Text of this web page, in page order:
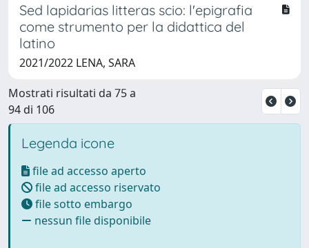
Sed lapidarias litteras scio: l'epigrafia
come strumento per la didattica del
latino
2021/2022 LENA, SARA
Mostrati risultati da 75 a
94 di 106
Legenda icone
file ad accesso aperto
file ad accesso riservato
file sotto embargo
nessun file disponibile